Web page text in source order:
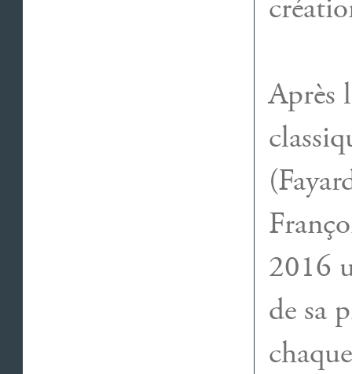
Après
2016
de sa